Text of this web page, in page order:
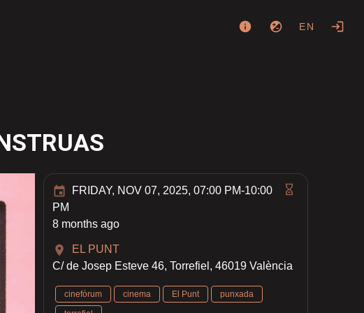
EN
FRIDAY, NOV 07, 2025, 07:00 PM-10:00
PM
8 months ago
EL PUNT
C/ de Josep Esteve 46, Torrefiel, 46019 València
cinefòrum cinema El Punt
punxada